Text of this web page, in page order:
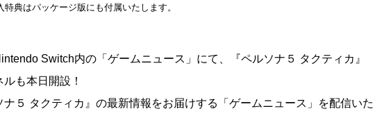
典はパッケージ版にも付属いたします。
Switch内の「ゲームニュース」にて、『ペルソナ５ タクティカ』
も本日開設！
ナ５ タクティカ』の最新情報をお届けする「ゲームニュース」を配信いた